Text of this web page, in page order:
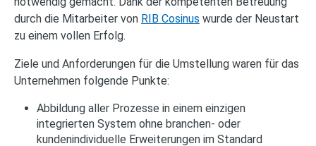
durch die Mitarbeiter von RIB Cosinus wurde der Neustart
zu einem vollen Erfolg.
Ziele und Anforderungen für die Umstellung waren für das
Unternehmen folgende Punkte:
Abbildung aller Prozesse in einem einzigen
integrierten System ohne branchen- oder
kundenindividuelle Erweiterungen im Standard